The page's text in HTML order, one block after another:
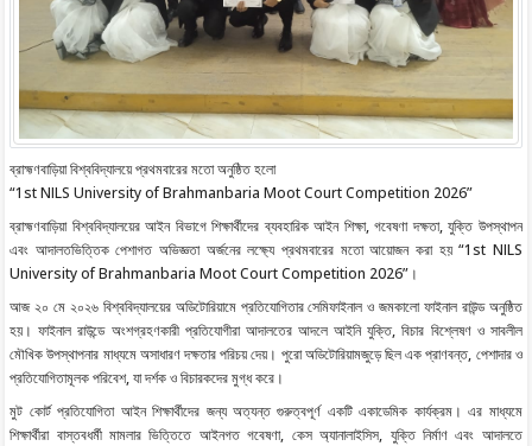
ব্রাহ্মণবাড়িয়া বিশ্ববিদ্যালয়ে প্রথমবারের মতো অনুষ্ঠিত হলো
“1st NILS University of Brahmanbaria Moot Court Competition 2026”
ব্রাহ্মণবাড়িয়া বিশ্ববিদ্যালয়ের আইন বিভাগে শিক্ষার্থীদের ব্যবহারিক আইন শিক্ষা, গবেষণা দক্ষতা, যুক্তি উপস্থাপন
এবং আদালতভিত্তিক পেশাগত অভিজ্ঞতা অর্জনের লক্ষ্যে প্রথমবারের মতো আয়োজন করা হয় “1st NILS
University of Brahmanbaria Moot Court Competition 2026”।
আজ ২০ মে ২০২৬ বিশ্ববিদ্যালয়ের অডিটোরিয়ামে প্রতিযোগিতার সেমিফাইনাল ও জমকালো ফাইনাল রাউন্ড অনুষ্ঠিত
হয়। ফাইনাল রাউন্ডে অংশগ্রহণকারী প্রতিযোগীরা আদালতের আদলে আইনি যুক্তি, বিচার বিশ্লেষণ ও সাবলীল
মৌখিক উপস্থাপনার মাধ্যমে অসাধারণ দক্ষতার পরিচয় দেয়। পুরো অডিটোরিয়ামজুড়ে ছিল এক প্রাণবন্ত, পেশাদার ও
প্রতিযোগিতামূলক পরিবেশ, যা দর্শক ও বিচারকদের মুগ্ধ করে।
মুট কোর্ট প্রতিযোগিতা আইন শিক্ষার্থীদের জন্য অত্যন্ত গুরুত্বপূর্ণ একটি একাডেমিক কার্যক্রম। এর মাধ্যমে
শিক্ষার্থীরা বাস্তবধর্মী মামলার ভিত্তিতে আইনগত গবেষণা, কেস অ্যানালাইসিস, যুক্তি নির্মাণ এবং আদালতে